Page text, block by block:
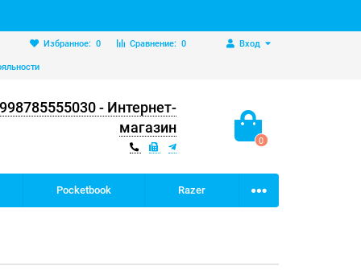
Вход
Сравнение: 0
Избранное: 0
- Интернет-
магазин
0
Pocketbook Razer